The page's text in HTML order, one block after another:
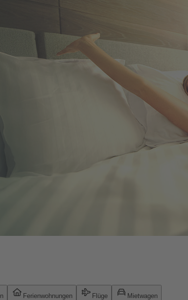
Ferienwohnungen Flüge Mietwagen